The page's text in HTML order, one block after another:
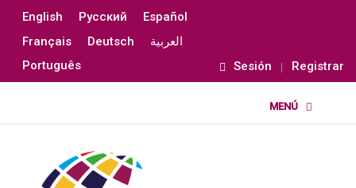
English Русский
Español
Français
Deutsch
العربية
Português
Sesión Registrar